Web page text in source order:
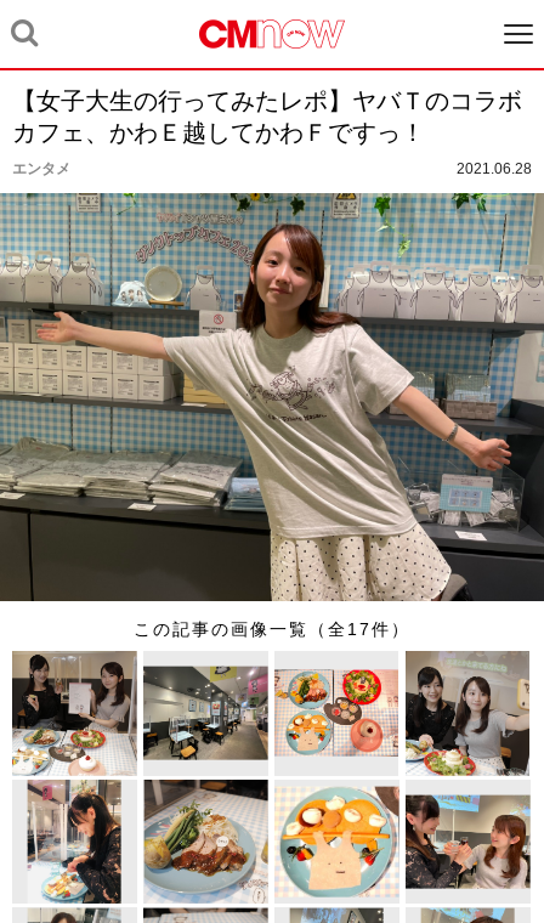
【女子大生の行ってみたレポ】ヤバＴのコラボ
カフェ、かわＥ越してかわＦですっ！
エンタメ 2021.06.28
この記事の画像一覧（全17件）